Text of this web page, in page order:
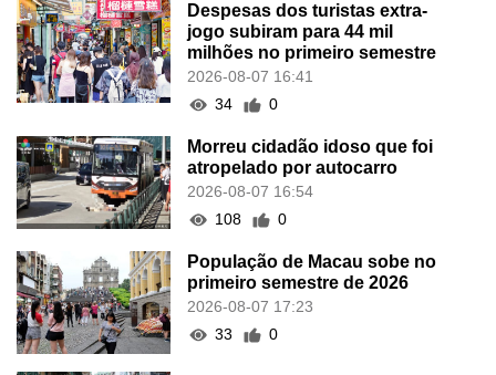
Despesas dos turistas extra-
jogo subiram para 44 mil
milhões no primeiro semestre
2026-08-07 16:41
34
0
Morreu cidadão idoso que foi
atropelado por autocarro
2026-08-07 16:54
108
0
População de Macau sobe no
primeiro semestre de 2026
2026-08-07 17:23
33
0